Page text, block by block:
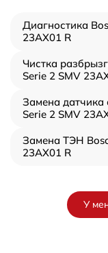
Диагностика
23AX01 R
Чистка
Serie 2 SMV
Замена датчика
Serie 2 SMV
Замена ТЭН
23AX01 R
У